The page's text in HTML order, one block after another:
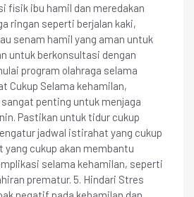
fisik ibu hamil dan meredakan
ringan seperti berjalan kaki,
senam hamil yang aman untuk
untuk berkonsultasi dengan
program olahraga selama
Cukup Selama kehamilan,
penting untuk menjaga
Pastikan untuk tidur cukup
jadwal istirahat yang cukup
yang cukup akan membantu
selama kehamilan, seperti
prematur. 5. Hindari Stres